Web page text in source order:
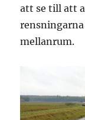
att se till att
rensningarna
mellanrum.